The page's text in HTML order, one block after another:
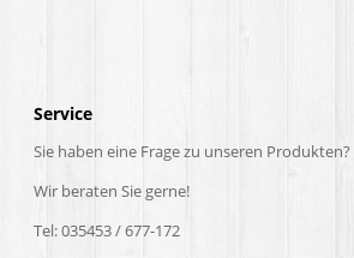
Service
Sie haben eine Frage zu unseren Produkten?
Wir beraten Sie gerne!
Tel: 035453 / 677-172